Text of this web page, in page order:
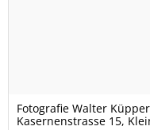
Fotografie Walter
Kasernenstrasse 15,